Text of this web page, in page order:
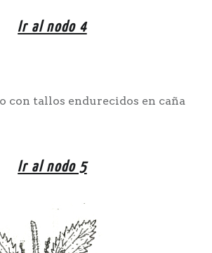
Ir al nodo 4
con tallos endurecidos en caña
Ir al nodo 5